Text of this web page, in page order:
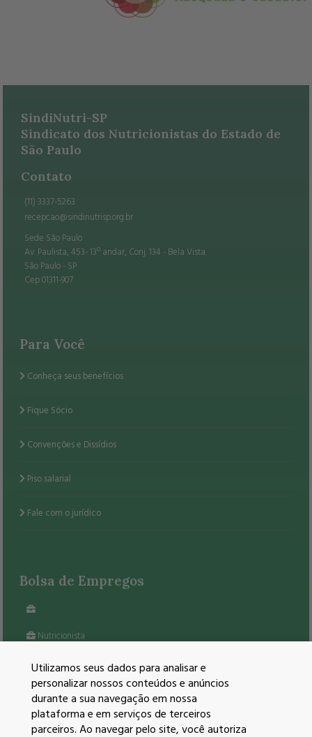
SindiNutri-SP
Sindicato dos Nutricionistas do Estado de
São Paulo
Contato
(11) 3337-5263
recepcao@sindinutrisp.org.br
Sede São Paulo
Av. Paulista, 453- 13º andar, Conj. 134 - Bela Vista
São Paulo - SP
Cep 01311-907
Para Você
Conheça seus benefícios
Fique Sócio
Convenções e Dissídios
Piso salarial
Fale com o jurídico
Bolsa de Empregos
Nutricionista
VEJA TODAS AS VAGAS
Redes Sociais
Utilizamos seus dados para analisar e
personalizar nossos conteúdos e anúncios
durante a sua navegação em nossa
plataforma e em serviços de terceiros
parceiros. Ao navegar pelo site, você autoriza